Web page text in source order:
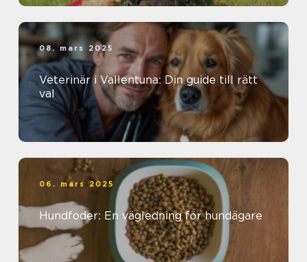
08. mars 2025
Veterinär i Vallentuna: Din guide till rätt
val
06. mars 2025
Hundfoder: En vägledning för hundägare